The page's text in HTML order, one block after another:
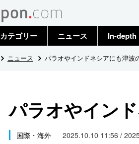
カテゴリー
政治・外交
国際
ニュース
トップ
In-depth
ニュース パラオやインドネシアにも津波
パラオやイン
国際・海外 2025.10.10 11:56 /